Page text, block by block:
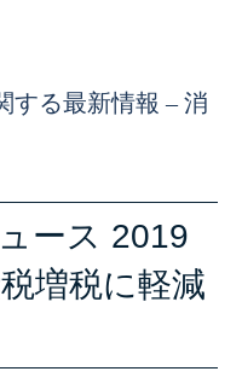
する最新情報 – 消
ース 2019
増税に軽減